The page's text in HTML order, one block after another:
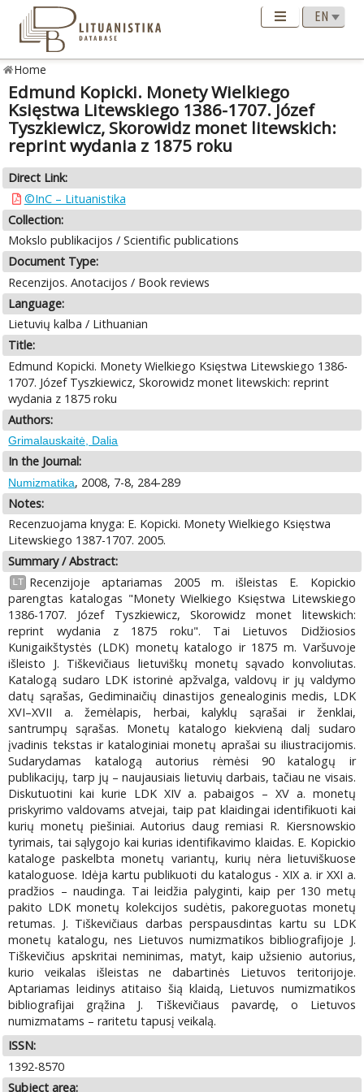
Home
Edmund Kopicki. Monety Wielkiego
Księstwa Litewskiego 1386-1707. Józef
Tyszkiewicz, Skorowidz monet litewskich:
reprint wydania z 1875 roku
Direct Link:
©InC – Lituanistika
Collection:
Mokslo publikacijos / Scientific publications
Document Type:
Recenzijos. Anotacijos / Book reviews
Language:
Lietuvių kalba / Lithuanian
Title:
Edmund Kopicki. Monety Wielkiego Księstwa Litewskiego 1386-
1707. Józef Tyszkiewicz, Skorowidz monet litewskich: reprint
wydania z 1875 roku
Authors:
Grimalauskaitė, Dalia
In the Journal:
Numizmatika, 2008, 7-8, 284-289
Notes:
Recenzuojama knyga: E. Kopicki. Monety Wielkiego Księstwa
Litewskiego 1387-1707. 2005.
Summary / Abstract:
LT
Recenzijoje aptariamas 2005 m. išleistas E. Kopickio
parengtas katalogas "Monety Wielkiego Księstwa Litewskiego
1386-1707. Józef Tyszkiewicz, Skorowidz monet litewskich:
reprint wydania z 1875 roku". Tai Lietuvos Didžiosios
Kunigaikštystės (LDK) monetų katalogo ir 1875 m. Varšuvoje
išleisto J. Tiškevičiaus lietuviškų monetų sąvado konvoliutas.
Katalogą sudaro LDK istorinė apžvalga, valdovų ir jų valdymo
datų sąrašas, Gediminaičių dinastijos genealoginis medis, LDK
XVI–XVII a. žemėlapis, herbai, kalyklų sąrašai ir ženklai,
santrumpų sąrašas. Monetų katalogo kiekvieną dalį sudaro
įvadinis tekstas ir kataloginiai monetų aprašai su iliustracijomis.
Sudarydamas katalogą autorius rėmėsi 90 katalogų ir
publikacijų, tarp jų – naujausiais lietuvių darbais, tačiau ne visais.
Diskutuotini kai kurie LDK XIV a. pabaigos – XV a. monetų
priskyrimo valdovams atvejai, taip pat klaidingai identifikuoti kai
kurių monetų piešiniai. Autorius daug remiasi R. Kiersnowskio
tyrimais, tai sąlygojo kai kurias identifikavimo klaidas. E. Kopickio
kataloge paskelbta monetų variantų, kurių nėra lietuviškuose
kataloguose. Idėja kartu publikuoti du katalogus - XIX a. ir XXI a.
pradžios – naudinga. Tai leidžia palyginti, kaip per 130 metų
pakito LDK monetų kolekcijos sudėtis, pakoreguotas monetų
retumas. J. Tiškevičiaus darbas perspausdintas kartu su LDK
monetų katalogu, nes Lietuvos numizmatikos bibliografijoje J.
Tiškevičius apskritai neminimas, matyt, kaip užsienio autorius,
kurio veikalas išleistas ne dabartinės Lietuvos teritorijoje.
Aptariamas leidinys atitaiso šią klaidą, Lietuvos numizmatikos
bibliografijai grąžina J. Tiškevičiaus pavardę, o Lietuvos
numizmatams – raritetu tapusį veikalą.
ISSN:
1392-8570
Subject area: